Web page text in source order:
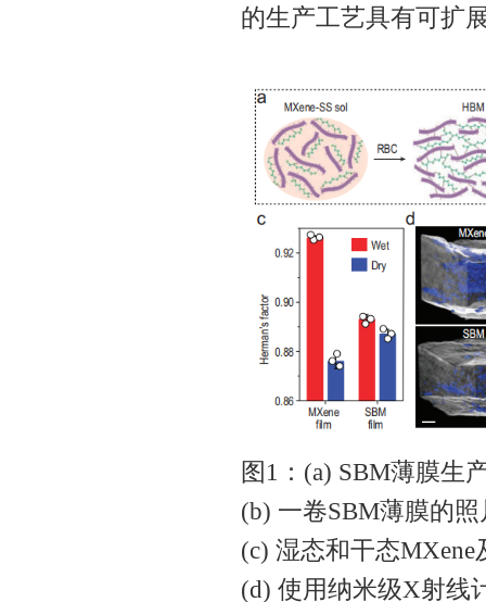
的生产工艺具有可扩
图1‌：(a) ‌SBM薄膜生
(b) ‌一卷SBM薄膜的
(c) ‌湿态和干态MXene
(d) ‌使用纳米级X射线